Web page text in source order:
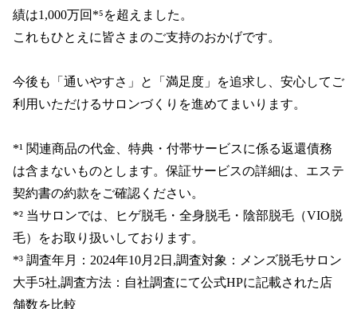
績は1,000万回*⁵を超えました。
これもひとえに皆さまのご支持のおかげです。
今後も「通いやすさ」と「満足度」を追求し、安心してご
利用いただけるサロンづくりを進めてまいります。
*¹ 関連商品の代金、特典・付帯サービスに係る返還債務
は含まないものとします。保証サービスの詳細は、エステ
契約書の約款をご確認ください。
*² 当サロンでは、ヒゲ脱毛・全身脱毛・陰部脱毛（VIO脱
毛）をお取り扱いしております。
*³ 調査年月：2024年10月2日,調査対象：メンズ脱毛サロン
大手5社,調査方法：自社調査にて公式HPに記載された店
舗数を比較